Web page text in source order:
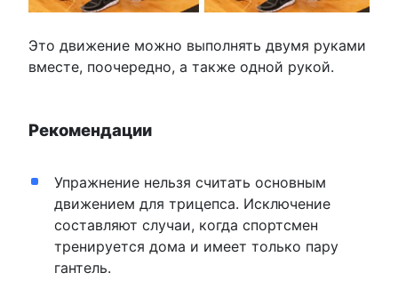
Это движение можно выполнять двумя руками
вместе, поочередно, а также одной рукой.
Рекомендации
Упражнение нельзя считать основным
движением для трицепса. Исключение
составляют случаи, когда спортсмен
тренируется дома и имеет только пару
гантель.